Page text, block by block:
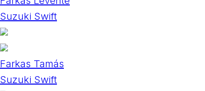
Suzuki Swift
Farkas Tamás
Suzuki Swift